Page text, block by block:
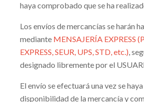
haya comprobado que se ha
Los envíos de mercancías se harán
mediante MENSAJERÍA EXPRESS
EXPRESS, SEUR, UPS, STD, etc.),
designado libremente por el
El envío se efectuará una vez se
disponibilidad de la mercancía y